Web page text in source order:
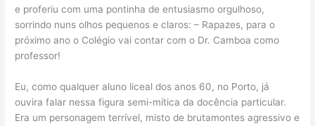
e proferiu com uma pontinha de entusiasmo orgulhoso,
sorrindo nuns olhos pequenos e claros: – Rapazes, para o
próximo ano o Colégio vai contar com o Dr. Camboa como
professor!
Eu, como qualquer aluno liceal dos anos 60, no Porto, já
ouvira falar nessa figura semi-mítica da docência particular.
Era um personagem terrível, misto de brutamontes agressivo e